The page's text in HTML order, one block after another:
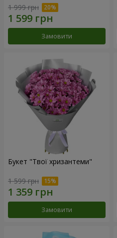
1 999 грн
Замовити
Букет "Твої хризантеми"
1 599 грн
Замовити